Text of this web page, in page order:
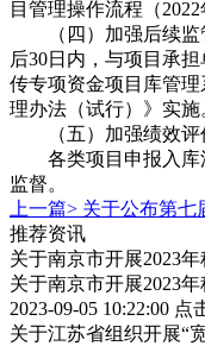
目管理操作流程（2022
（四）加强后续
后30日内，与项目承
传专项资金项目库管
理办法（试行）》实施
（五）加强绩效
各类项目申报入
监督。
上一篇> 关于公布第七
推荐资讯
关于南京市开展2023
关于南京市开展2023
2023-09-05 10:22:00 点
关于江苏省组织开展“